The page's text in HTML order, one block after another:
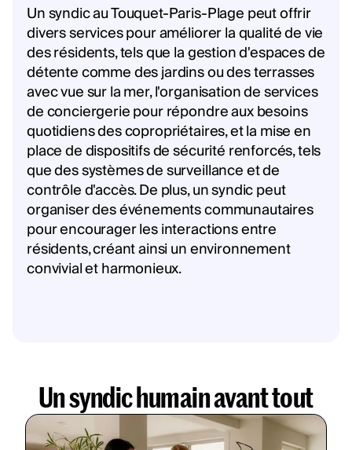
Un syndic au Touquet-Paris-Plage peut offrir
divers services pour améliorer la qualité de vie
des résidents, tels que la gestion d'espaces de
détente comme des jardins ou des terrasses
avec vue sur la mer, l'organisation de services
de conciergerie pour répondre aux besoins
quotidiens des copropriétaires, et la mise en
place de dispositifs de sécurité renforcés, tels
que des systèmes de surveillance et de
contrôle d'accès. De plus, un syndic peut
organiser des événements communautaires
pour encourager les interactions entre
résidents, créant ainsi un environnement
convivial et harmonieux.
Un syndic humain avant tout